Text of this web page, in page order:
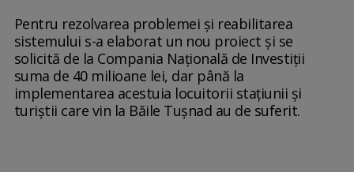
Pentru rezolvarea problemei şi reabilitarea
sistemului s-a elaborat un nou proiect şi se
solicită de la Compania Naţională de Investiţii
suma de 40 milioane lei, dar până la
implementarea acestuia locuitorii staţiunii şi
turiştii care vin la Băile Tuşnad au de suferit.